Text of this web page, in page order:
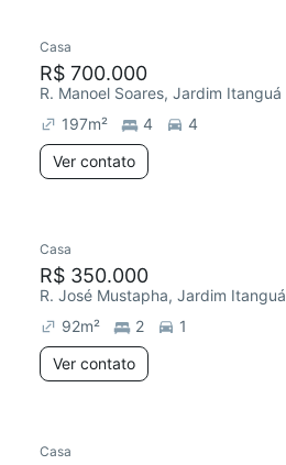
Casa
R$ 700.000
R. Manoel Soares, Jardim Itanguá
197m² 4
4
Ver contato
Casa
R$ 350.000
R. José Mustapha, Jardim Itanguá
92m² 2
1
Ver contato
Casa